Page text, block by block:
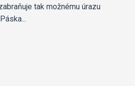
tak možnému úrazu